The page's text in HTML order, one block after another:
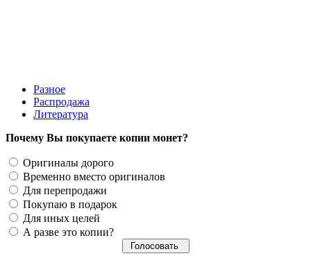
Разное
Распродажа
Литература
Почему Вы покупаете копии монет?
Оригиналы дорого
Временно вместо оригиналов
Для перепродажи
Покупаю в подарок
Для иных целей
А разве это копии?